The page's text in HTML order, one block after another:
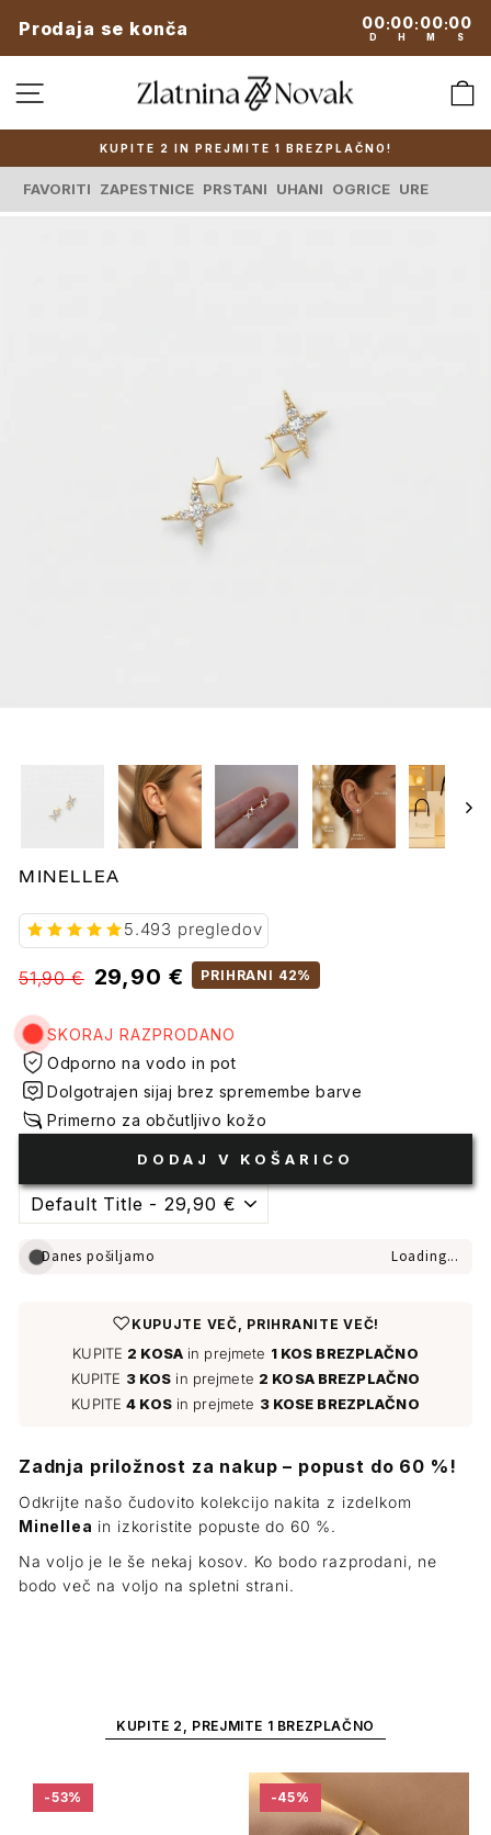
na
vsebino
Prodaja se konča 00
D
:00
H
:00
M
:00
S
SPLETNA NAVIGACIJA
Zaustavi
KUPITE 2 IN PREJMITE 1 BREZPLAČNO!
FAVORITI ZAPESTNICE PRSTANI UHANI OGRICE URE
MINELLEA
5.493 pregledov
Običajna
51,90 € Prodajne
29,90 € PRIHRANI 42%
SKORAJ RAZPRODANO
Odporno na vodo in pot
Dolgotrajen sijaj brez spremembe barve
Primerno za občutljivo kožo
DODAJ V KOŠARICO
Danes pošiljamo Loading...
♡ KUPUJTE VEČ, PRIHRANITE VEČ!
KUPITE 2 KOSAin prejmete 1 KOS BREZPLAČNO
KUPITE 3 KOS in prejmete 2 KOSA BREZPLAČNO
KUPITE4 KOSin prejmete 3 KOSE BREZPLAČNO
Zadnja priložnost za nakup – popust do 60 %!
Odkrijte našo čudovito kolekcijo nakita z izdelkom
Minellea in izkoristite popuste do 60 %.
Na voljo je le še nekaj kosov. Ko bodo razprodani, ne
bodo več na voljo na spletni strani.
KUPITE 2, PREJMITE 1 BREZPLAČNO
-53% -45%